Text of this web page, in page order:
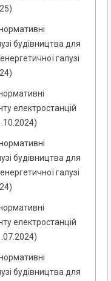
будівництва для
галузі
електростанцій
будівництва для
галузі
електростанцій
будівництва для